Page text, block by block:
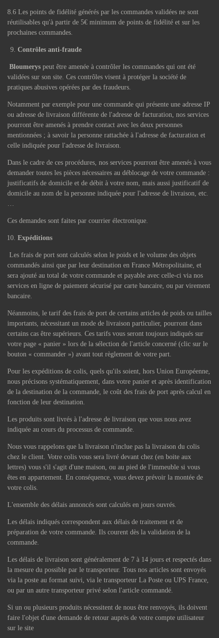
8.6 Les points de fidélité générés par les commandes validées ne sont
réutilisables qu'à partir de 5€ minimum de points de fidélité et sur les
prochaines commandes.
Contrôles anti-fraude
Bloumerys peut être amenée à contrôler les commandes qui ont été
validées sur son site. Ces contrôles visent à protéger la société de
pratiques abusives opérées par des fraudeurs.
Notamment par exemple pour une commande qui présente une adresse IP
ou adresse de livraison différente de l'adresse de facturation, nos services
pourront être amenés à prendre contact avec les deux personnes
mentionnées ; à savoir la personne rattachée à l'adresse de facturation et
celle indiquée pour l'adresse de livraison.
Dans le cadre de ces procédures, nos services pourront être amenés à vous
demander toutes les pièces nécessaires au déblocage de votre commande :
justificatifs de domicile et de débit à votre nom, mais aussi justificatif de
domicile au nom de la personne indiquée pour l'adresse de livraison, etc.
Ces demandes sont faites par courrier électronique.
Expéditions
Les frais de port sont calculés selon le poids et le volume des objets
commandés ainsi que par leur destination en France Métropolitaine, et
sera ajouté au total de votre commande et payable avec celle-ci via nos
services en ligne de paiement sécurisé par carte bancaire, ou par virement
bancaire.
Néanmoins, le tarif des frais de port de certains articles de poids ou tailles
importants, nécessitant un mode de livraison particulier, pourront dans
certains cas être supérieurs. Ces tarifs vous seront toujours indiqués sur
votre page « panier » lors de la sélection de l'article concerné (clic sur le
bouton « commander ») avant tout règlement de votre part.
Pour les expéditions de colis, quels qu'ils soient, hors Union Européenne,
nous précisons systématiquement, dans votre panier et après identification
de la destination de la commande, le coût des frais de port après calcul en
fonction de leur destination.
Les produits sont livrés à l'adresse de livraison que vous nous avez
indiquée au cours du processus de commande.
Nous vous rappelons que la livraison n'inclue pas la livraison du colis
chez le client. Votre colis vous sera livré devant chez (en boite aux
lettres) vous s'il s'agit d'une maison, ou au pied de l'immeuble si vous
êtes en appartement. En conséquence, vous devez prévoir la montée de
votre colis.
L'ensemble des délais annoncés sont calculés en jours ouvrés.
Les délais indiqués correspondent aux délais de traitement et de
préparation de votre commande. Ils courent dès la validation de la
commande.
Les délais de livraison sont généralement de 7 à 14 jours et respectés dans
la mesure du possible par le transporteur. Tous nos articles sont envoyés
via la poste au format suivi, via le transporteur La Poste ou UPS France,
ou par un autre transporteur privé selon l'article commandé.
Si un ou plusieurs produits nécessitent de nous être renvoyés, ils doivent
faire l'objet d'une demande de retour auprès de votre compte utilisateur
sur le site